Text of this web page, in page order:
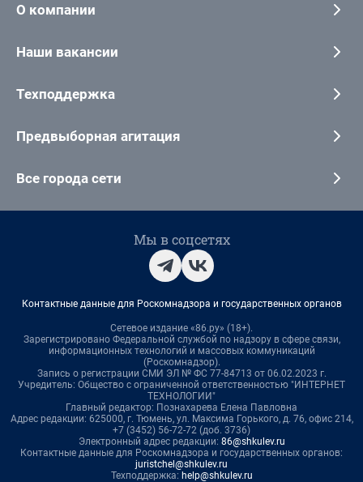
О компании
Наши вакансии
Техподдержка
Предвыборная агитация
Все города сети
Мы в соцсетях
Контактные данные для Роскомнадзора и государственных органов
Сетевое издание «86.ру» (18+).
Зарегистрировано Федеральной службой по надзору в сфере связи,
информационных технологий и массовых коммуникаций
(Роскомнадзор).
Запись о регистрации СМИ ЭЛ № ФС 77-84713 от 06.02.2023 г.
Учредитель: Общество с ограниченной ответственностью "ИНТЕРНЕТ
ТЕХНОЛОГИИ"
Главный редактор: Познахарева Елена Павловна
Адрес редакции: 625000, г. Тюмень, ул. Максима Горького, д. 76, офис 214,
+7 (3452) 56-72-72 (доб. 3736)
Электронный адрес редакции: 86@shkulev.ru
Контактные данные для Роскомнадзора и государственных органов:
juristchel@shkulev.ru
Техподдержка: help@shkulev.ru